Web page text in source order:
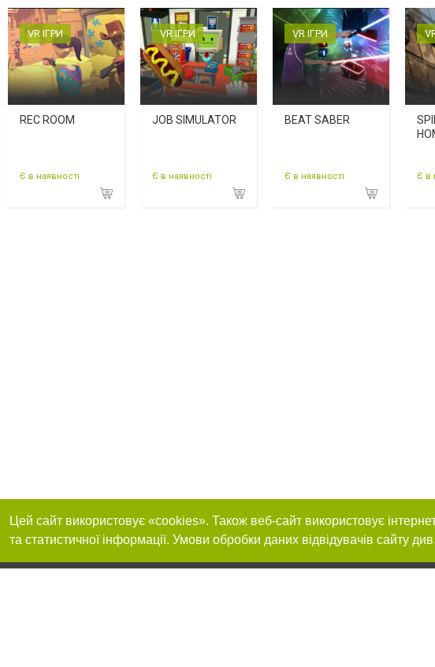
VR ІГРИ
REC ROOM
Є в наявності
VR ІГРИ
JOB SIMULATOR
Є в наявності
VR ІГРИ
BEAT SABER
Є в наявності Є в
Цей сайт використовує «cookies». Також веб-сайт використовує
та статистичної інформації. Умови обробки даних відвідувачів сайту див.